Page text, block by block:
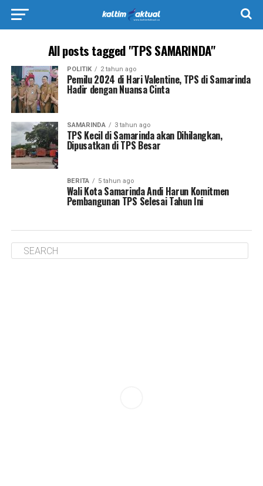
All posts tagged "TPS SAMARINDA"
POLITIK 2 tahun ago
Pemilu 2024 di Hari Valentine, TPS di Samarinda
Hadir dengan Nuansa Cinta
SAMARINDA 3 tahun ago
TPS Kecil di Samarinda akan Dihilangkan,
Dipusatkan di TPS Besar
BERITA 5 tahun ago
Wali Kota Samarinda Andi Harun Komitmen
Pembangunan TPS Selesai Tahun Ini